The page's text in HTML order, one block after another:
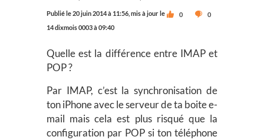
Publié le 20 juin 2014 à 11:56, mis à jour le
14 dixmois 0003 à 09:40
0 0
Quelle est la différence entre IMAP et
POP ?
Par IMAP, c’est la synchronisation de
ton iPhone avec le serveur de ta boite e-
mail mais cela est plus risqué que la
configuration par POP si ton téléphone